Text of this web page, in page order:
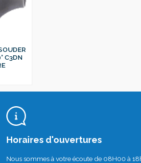
C3DN
Horaires d'ouvertures
Nous sommes à votre écoute de 08H00 à